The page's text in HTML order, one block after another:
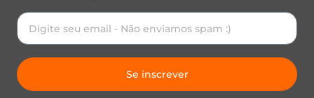
Se inscrever